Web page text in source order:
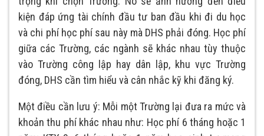
kiện đáp ứng tài chính đầu tư ban đầu khi đi du học
và chi phí học phí sau này mà DHS phải đóng. Học phí
giữa các Trường, các ngành sẽ khác nhau tùy thuộc
vào Trường công lập hay dân lập, khu vực Trường
đóng, DHS cần tìm hiểu và cân nhắc kỹ khi đăng ký.
Một điều cần lưu ý: Mỗi một Trường lại đưa ra mức và
khoản thu phí khác nhau như: Học phí 6 tháng hoặc 1